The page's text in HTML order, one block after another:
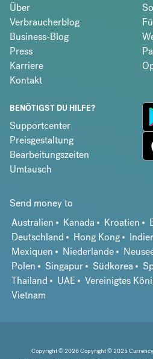
Über
Verbraucherblog
Business-Blog
Press
Karriere
Kontakt
BENÖTIGST DU HILFE?
Supportcenter
Preisgestaltung
Bearbeitungszeiten
Umtausch
Send money to
Australien
Kanada Kroatien
Deutschland
Hong Kong
Mexiquen
Niederlande
Polen
Singapur Südkorea
Thailand
UAE Vereinigtes
Vietnam
Copyright © 2026 Copyright © 2025